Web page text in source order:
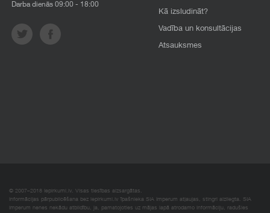
Darba dienās 09:00 - 18:00
Kā izsludināt?
Vadība un konsultācijas
Atsauksmes
© 2007–2018 Iepirkumi.lv. Visas tiesības aizsargātas.
Informācijas pārpublicēšana bez iepirkumi.lv īpašnieka SIA Imperum atļaujas, stingri aizliegta. SIA
Imperum nenes nekādu atbildību, ja, pamatojoties uz mājas lapā atrodamo informāciju, radušies